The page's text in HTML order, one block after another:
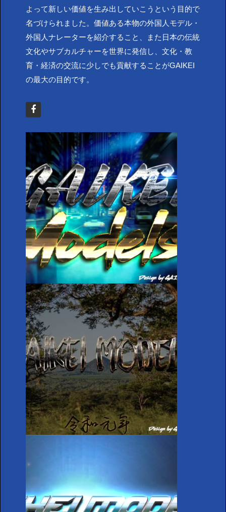
よって新しい価値を生み出していこうという目的で
名づけられました。価値ある本物の外国人モデル・
外国人ナレーターを紹介すること、また日本の伝統
文化やサブカルチャーを世界に発信し、文化・教
育・経済の交流に少しでも貢献することがGAIKEI
の最大の目的です。